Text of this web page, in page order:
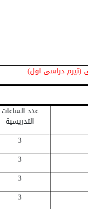
(تيرم دراسى اول)
عدد الساعات
التدريسية
3
3
3
3